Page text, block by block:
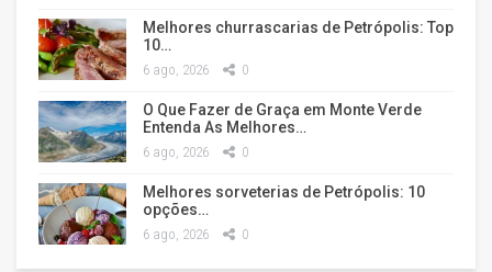
Melhores churrascarias de Petrópolis: Top
10…
6 ago, 2026 0
O Que Fazer de Graça em Monte Verde
Entenda As Melhores…
6 ago, 2026 0
Melhores sorveterias de Petrópolis: 10
opções…
6 ago, 2026 0